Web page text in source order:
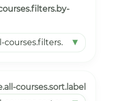
courses.sort.label